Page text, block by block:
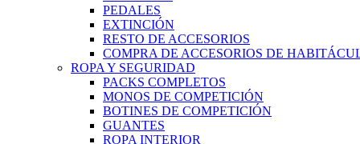
PEDALES
EXTINCIÓN
RESTO DE ACCESORIOS
COMPRA DE ACCESORIOS DE
ROPA Y SEGURIDAD
PACKS COMPLETOS
MONOS DE COMPETICIÓN
BOTINES DE COMPETICIÓN
GUANTES
ROPA INTERIOR